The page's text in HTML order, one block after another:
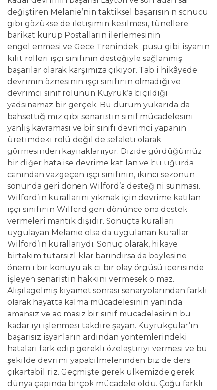
değiştiren Melanie’nin taktiksel başarısının sonucu
gibi gözükse de iletişimin kesilmesi, tünellere
barikat kurup Postalların ilerlemesinin
engellenmesi ve Gece Trenindeki pusu gibi isyanın
kilit rolleri işçi sınıfının desteğiyle sağlanmış
başarılar olarak karşımıza çıkıyor. Tabii hikâyede
devrimin öznesinin işçi sınıfının olmadığı ve
devrimci sınıf rolünün Kuyruk’a biçildiği
yadsınamaz bir gerçek. Bu durum yukarıda da
bahsettiğimiz gibi senaristin sınıf mücadelesini
yanlış kavraması ve bir sınıfı devrimci yapanın
üretimdeki rolü değil de sefaleti olarak
görmesinden kaynaklanıyor. Dizide gördüğümüz
bir diğer hata ise devrime katılan ve bu uğurda
canından vazgeçen işçi sınıfının, ikinci sezonun
sonunda geri dönen Wilford’a desteğini sunması.
Wilford’ın kurallarını yıkmak için devrime katılan
işçi sınıfının Wilford geri dönünce ona destek
vermeleri mantık dışıdır. Sonuçta kuralları
uygulayan Melanie olsa da uygulanan kurallar
Wilford’ın kurallarıydı. Sonuç olarak, hikaye
birtakım tutarsızlıklar barındırsa da böylesine
önemli bir konuyu akıcı bir olay örgüsü içerisinde
işleyen senaristin hakkını vermesek olmaz.
Alışılagelmiş kıyamet sonrası senaryolarından farklı
olarak hayatta kalma mücadelesinin yanında
amansız ve acımasız bir sınıf mücadelesinin bu
kadar iyi işlenmesi takdire şayan. Kuyrukçular’ın
başarısız isyanların ardından yöntemlerindeki
hataları fark edip gerekli özeleştiriyi vermesi ve bu
şekilde devrimi yapabilmelerinden biz de ders
çıkartabiliriz. Geçmişte gerek ülkemizde gerek
dünya çapında birçok mücadele oldu. Çoğu farklı